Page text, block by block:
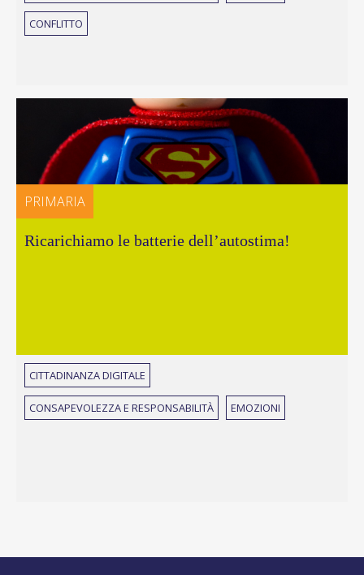
CONFLITTO
PRIMARIA
Ricarichiamo le batterie dell’autostima!
CITTADINANZA DIGITALE
CONSAPEVOLEZZA E RESPONSABILITÀ EMOZIONI